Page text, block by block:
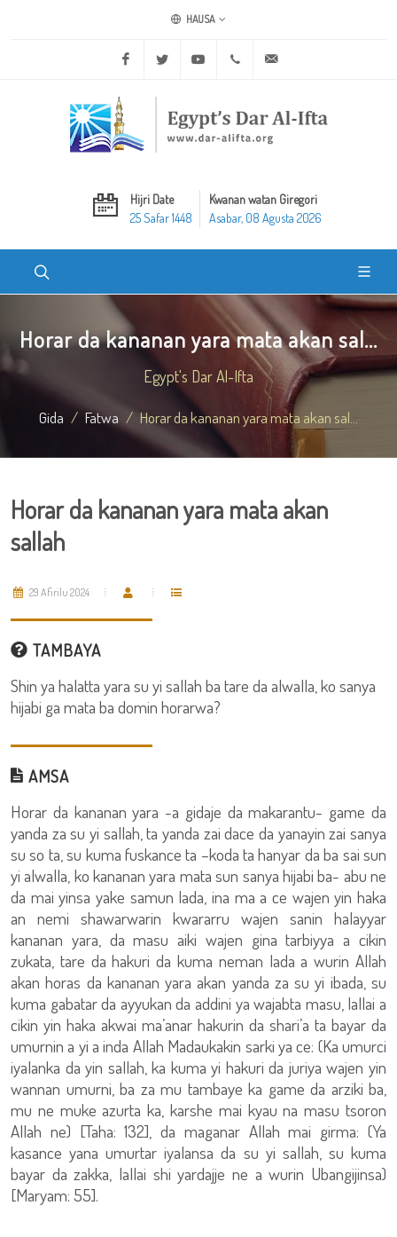
HAUSA
Facebook Twitter Youtube +20 2 25970400
Hijri Date
25 Safar 1448
Kwanan watan Giregori
Asabar, 08 Agusta 2026
Horar da kananan yara mata akan sal...
Egypt's Dar Al-Ifta
Gida Fatwa Horar da kananan yara mata akan sal...
Horar da kananan yara mata akan
sallah
29 Afirilu 2024
TAMBAYA
Shin ya halatta yara su yi sallah ba tare da alwalla, ko sanya
hijabi ga mata ba domin horarwa?
AMSA
Horar da kananan yara -a gidaje da makarantu- game da
yanda za su yi sallah, ta yanda zai dace da yanayin zai sanya
su so ta, su kuma fuskance ta –koda ta hanyar da ba sai sun
yi alwalla, ko kananan yara mata sun sanya hijabi ba- abu ne
da mai yinsa yake samun lada, ina ma a ce wajen yin haka
an nemi shawarwarin kwararru wajen sanin halayyar
kananan yara, da masu aiki wajen gina tarbiyya a cikin
zukata, tare da hakuri da kuma neman lada a wurin Allah
akan horas da kananan yara akan yanda za su yi ibada, su
kuma gabatar da ayyukan da addini ya wajabta masu, lallai a
cikin yin haka akwai ma’anar hakurin da shari’a ta bayar da
umurnin a yi a inda Allah Madaukakin sarki ya ce: (Ka umurci
iyalanka da yin sallah, ka kuma yi hakuri da juriya wajen yin
wannan umurni, ba za mu tambaye ka game da arziki ba,
mu ne muke azurta ka, karshe mai kyau na masu tsoron
Allah ne) [Taha: 132], da maganar Allah mai girma: (Ya
kasance yana umurtar iyalansa da su yi sallah, su kuma
bayar da zakka, lallai shi yardajje ne a wurin Ubangijinsa)
[Maryam: 55].